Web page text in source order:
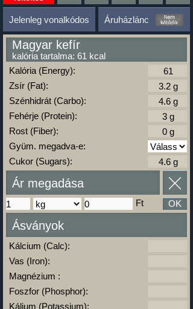
Jelenleg vonalkódos Áruházlánc
Magyar kefír
kalória tartalma: 61 kcal
Kalória (Energy):
Zsír (Fat):
Szénhidrát (Carbo):
Fehérje (Protein):
Rost (Fiber):
Gyüm. megadva-e:
Cukor (Sugars):
Ár megadása
Ft OK
Ásványok
Kálcium (Calc):
Vas (Iron):
Magnézium :
Foszfor (Phosphor):
Kálium (Potassium):